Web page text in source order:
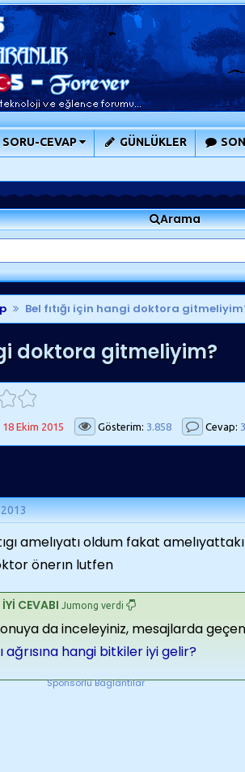
SORU-CEVAP GÜNLÜKLER
Arama
Bel fıtığı için hangi doktora
doktora gitmeliyim?
18 Ekim 2015 Gösterim: 3.858 Cevap: 3
amelıyatı oldum fakat
önerın lutfen
İYİ CEVABI Jumong verdi
da inceleyiniz, mesajlarda
ağrısına hangi bitkiler iyi gelir?
Sponsorlu Baglantilar